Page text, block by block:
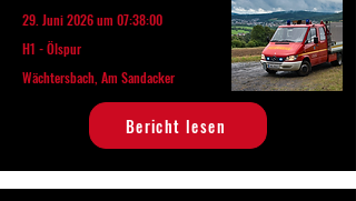
29. Juni 2026 um 07:38:00
H1 - Ölspur
Wächtersbach, Am Sandacker
Bericht lesen